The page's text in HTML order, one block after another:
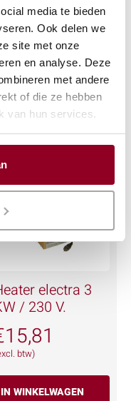
media te bieden
Ook delen we
site met onze
en analyse. Deze
met andere
of die ze hebben
van hun services.
72,71
btw)
IN WINKELWAGEN
electra 3
/ 230 V.
15,81
btw)
IN WINKELWAGEN